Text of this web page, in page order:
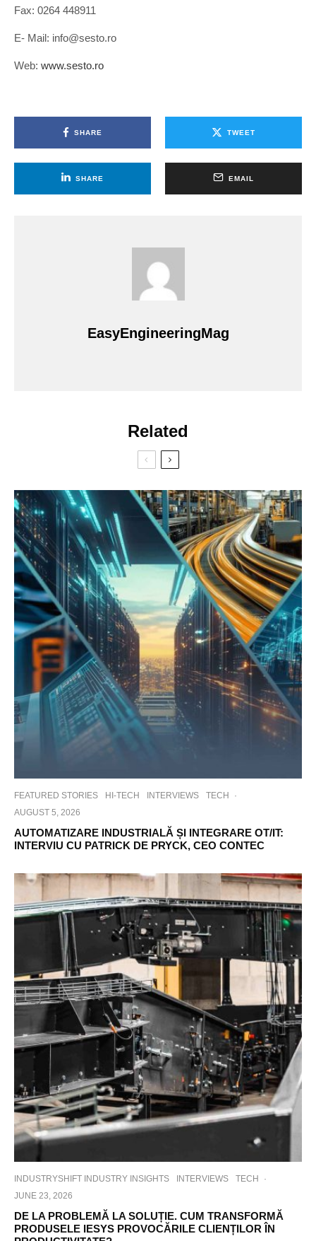
Fax: 0264 448911
E- Mail: info@sesto.ro
Web: www.sesto.ro
SHARE TWEET
SHARE EMAIL
EasyEngineeringMag
Related
FEATURED STORIES HI-TECH INTERVIEWS TECH
·
AUGUST 5, 2026
AUTOMATIZARE INDUSTRIALĂ ȘI INTEGRARE OT/IT:
INTERVIU CU PATRICK DE PRYCK, CEO CONTEC
INDUSTRYSHIFT INDUSTRY INSIGHTS INTERVIEWS TECH
·
JUNE 23, 2026
DE LA PROBLEMĂ LA SOLUȚIE. CUM TRANSFORMĂ
PRODUSELE IESYS PROVOCĂRILE CLIENȚILOR ÎN